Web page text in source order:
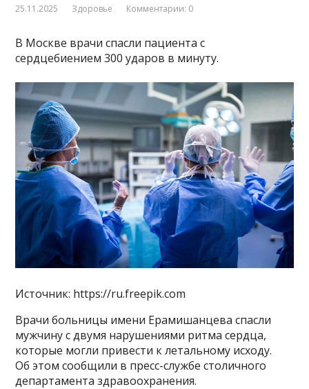
25.11.2025 Здоровье Комментарии: 0
В Москве врачи спасли пациента с
сердцебиением 300 ударов в минуту.
Источник: https://ru.freepik.com
Врачи больницы имени Ерамишанцева спасли
мужчину с двумя нарушениями ритма сердца,
которые могли привести к летальному исходу.
Об этом сообщили в пресс-службе столичного
департамента здравоохранения.